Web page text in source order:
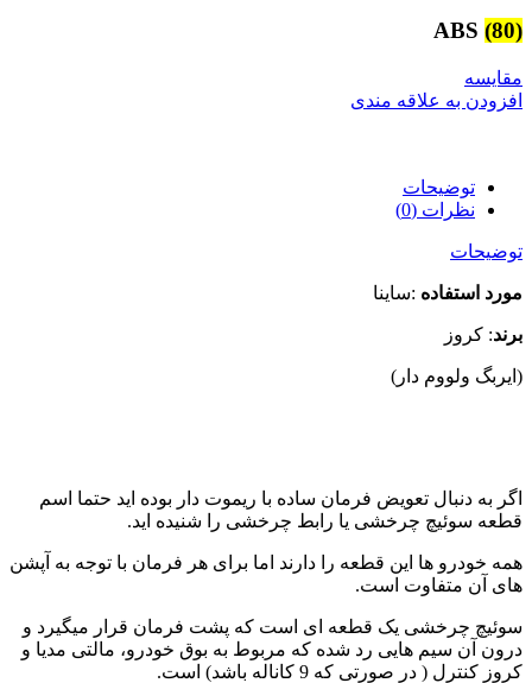
ABS (80)
مقایسه
افزودن به علاقه مندی
توضیحات
نظرات (0)
توضیحات
مورد استفاده :ساینا
برند: کروز
(ایربگ ولووم دار)
اگر به دنبال تعویض فرمان ساده با ریموت دار بوده اید حتما اسم
قطعه سوئیچ چرخشی یا رابط چرخشی را شنیده اید.
همه خودرو ها این قطعه را دارند اما برای هر فرمان با توجه به آپشن
های آن متفاوت است.
سوئیچ چرخشی یک قطعه ای است که پشت فرمان قرار میگیرد و
درون آن سیم هایی رد شده که مربوط به بوق خودرو، مالتی مدیا و
کروز کنترل ( در صورتی که 9 کاناله باشد) است.